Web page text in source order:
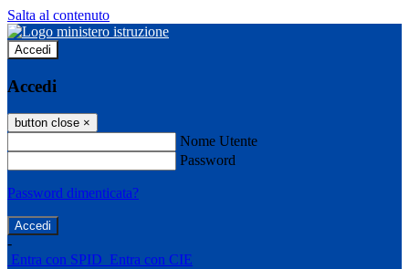
Salta al contenuto
Accedi
Accedi
button close ×
Nome Utente
Password
Password dimenticata?
-
Entra con SPID Entra con CIE